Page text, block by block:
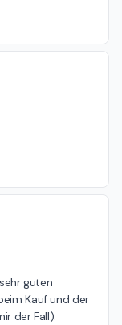
guten
Kauf und der
der Fall).